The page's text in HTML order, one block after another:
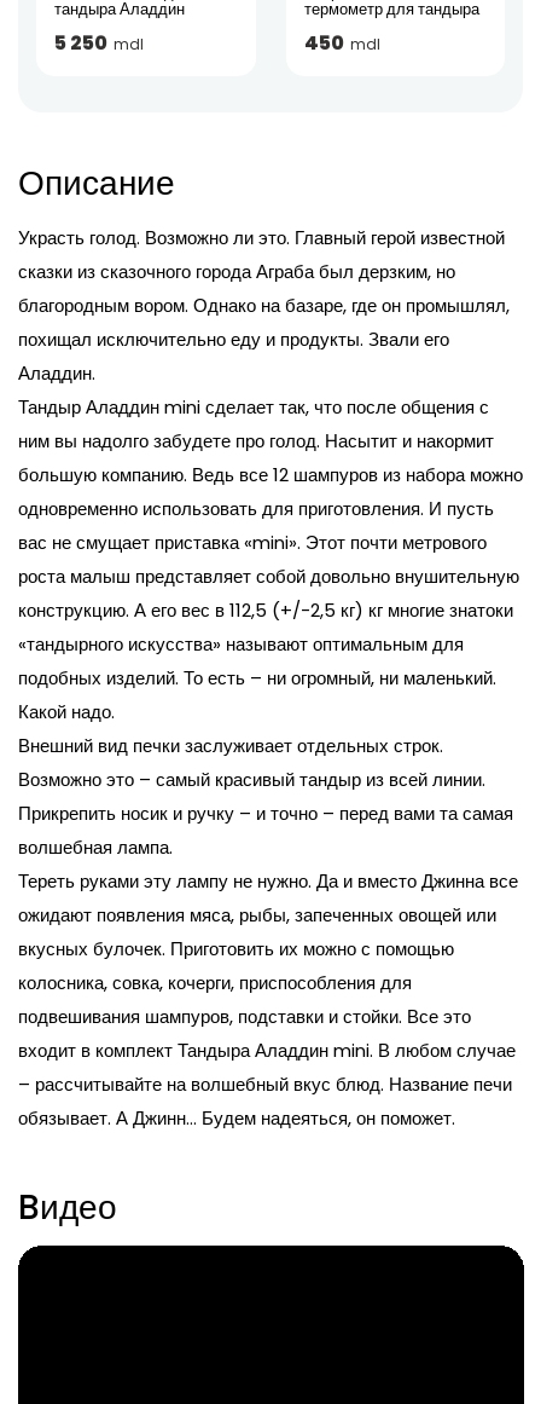
тандыра Аладдин
5 250 mdl
термометр для тандыра
450 mdl
Описание
Украсть голод. Возможно ли это. Главный герой известной
сказки из сказочного города Аграба был дерзким, но
благородным вором. Однако на базаре, где он промышлял,
похищал исключительно еду и продукты. Звали его
Аладдин.
Тандыр Аладдин mini сделает так, что после общения с
ним вы надолго забудете про голод. Насытит и накормит
большую компанию. Ведь все 12 шампуров из набора можно
одновременно использовать для приготовления. И пусть
вас не смущает приставка «mini». Этот почти метрового
роста малыш представляет собой довольно внушительную
конструкцию. А его вес в 112,5 (+/-2,5 кг) кг многие знатоки
«тандырного искусства» называют оптимальным для
подобных изделий. То есть – ни огромный, ни маленький.
Какой надо.
Внешний вид печки заслуживает отдельных строк.
Возможно это – самый красивый тандыр из всей линии.
Прикрепить носик и ручку – и точно – перед вами та самая
волшебная лампа.
Тереть руками эту лампу не нужно. Да и вместо Джинна все
ожидают появления мяса, рыбы, запеченных овощей или
вкусных булочек. Приготовить их можно с помощью
колосника, совка, кочерги, приспособления для
подвешивания шампуров, подставки и стойки. Все это
входит в комплект Тандыра Аладдин mini. В любом случае
– рассчитывайте на волшебный вкус блюд. Название печи
обязывает. А Джинн… Будем надеяться, он поможет.
Bидео